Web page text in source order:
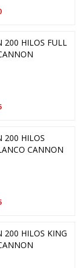
200 HILOS FULL
200 HILOS
CANNON
200 HILOS KING